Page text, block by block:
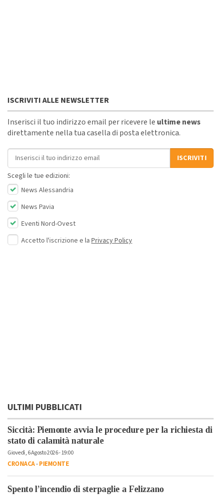
ISCRIVITI ALLE NEWSLETTER
Inserisci il tuo indirizzo email per ricevere le ultime news
direttamente nella tua casella di posta elettronica.
Indirizzo email
ISCRIVITI
Scegli le tue edizioni:
News Alessandria
News Pavia
Eventi Nord-Ovest
Accetto l'iscrizione e la Privacy Policy
ULTIMI PUBBLICATI
Siccità: Piemonte avvia le procedure per la richiesta di
stato di calamità naturale
Giovedì, 6 Agosto 2026 - 19:00
CRONACA-PIEMONTE
Spento l’incendio di sterpaglie a Felizzano